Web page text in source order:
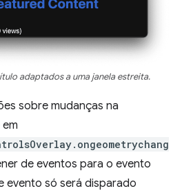
adaptados a uma janela estreita.
sobre mudanças na
de eventos para o evento
evento só será disparado